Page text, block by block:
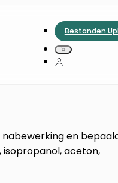
Bestanden
nabewerking en
aceton,